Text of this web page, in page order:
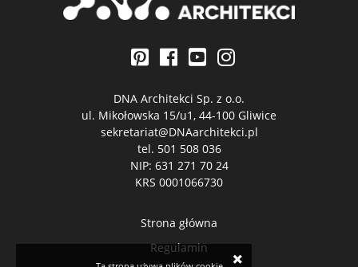
DNA Architekci Sp. z o.o.
ul. Mikołowska 15/u1, 44-100 Gliwice
sekretariat@DNAarchitekci.pl
tel. 501 508 036
NIP: 631 271 70 24
KRS 0001066730
Strona główna
Regulamin
×